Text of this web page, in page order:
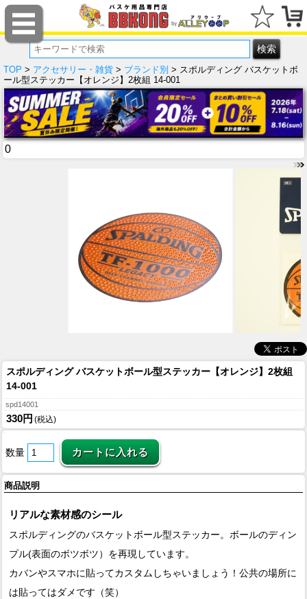
TOP > アクセサリー・雑貨 > ブランド別 > スポルディング バスケットボ
ール型ステッカー【オレンジ】2枚組 14-001
0
スポルディング バスケットボール型ステッカー【オレンジ】2枚組
14-001
spd14001
330円 (税込)
数量
商品説明
リアルな素材感のシール
スポルディングのバスケットボール型ステッカー。ボールのディン
プル(表面のボツボツ）を再現しています。
カバンやスマホに貼ってカスタムしちゃいましょう！公共の場所に
は貼ってはダメです（笑）